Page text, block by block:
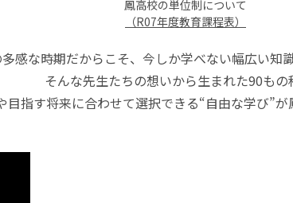
鳳高校の単位制について
（R07年度教育課程表）
感な時期だからこそ、今しか学べない幅広い知
そんな先生たちの想いから生まれた90もの
目指す将来に合わせて選択できる“自由な学び”が